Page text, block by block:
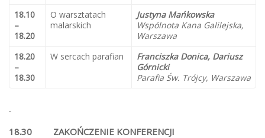
18.10
–
18.20
O warsztatach
malarskich
Justyna Mańkowska
Wspólnota Kana Galilejska,
Warszawa
18.20
–
18.30
W sercach parafian
Franciszka Donica, Dariusz
Górnicki
Parafia Św. Trójcy, Warszawa
18.30 ZAKOŃCZENIE KONFERENCJI